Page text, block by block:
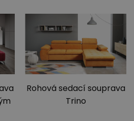
Rohová sedací souprava
Trino